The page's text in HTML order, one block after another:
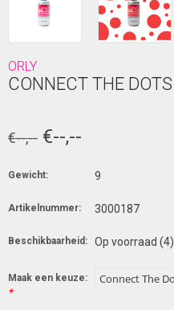
ORLY
CONNECT THE DOTS
€--,-- €--,--
Gewicht: 9
Artikelnummer: 3000187
Beschikbaarheid: Op voorraad (4)
Maak een keuze:
*